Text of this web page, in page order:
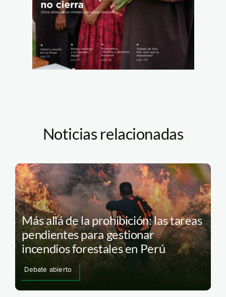
Noticias relacionadas
Más allá de la prohibición: las tareas
pendientes para gestionar
incendios forestales en Perú
Debate abierto